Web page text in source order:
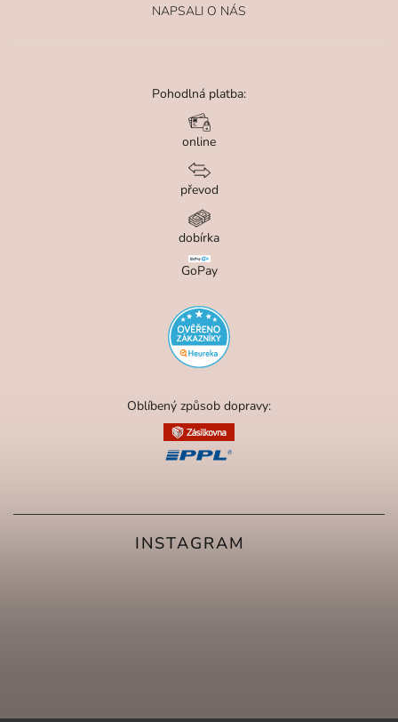
INSTAGRAM
NAPSALI O NÁS
Pohodlná platba:
online
převod
dobírka
GoPay
Oblíbený způsob dopravy: